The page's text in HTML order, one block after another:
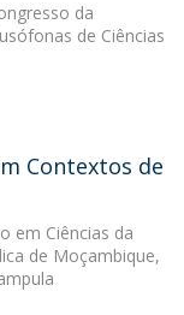
da
de Ciências
Contextos de
em Ciências da
de Moçambique,